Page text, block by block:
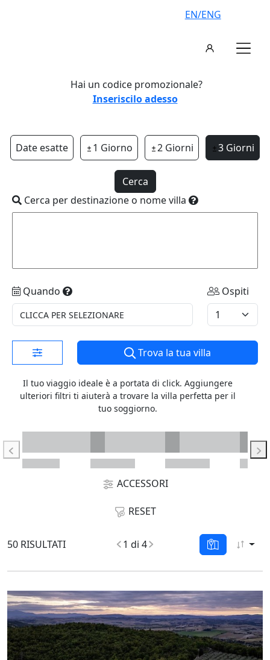
EN/ENG
Hai un codice promozionale?
Inseriscilo adesso
Date esatte 1 Giorno 2 Giorni 3 Giorni
Cerca
Cerca per destinazione o nome villa
Quando
CLICCA PER SELEZIONARE
Ospiti
Trova la tua villa
Il tuo viaggio ideale è a portata di click. Aggiungere
ulteriori filtri ti aiuterà a trovare la villa perfetta per il
tuo soggiorno.
ACCESSORI
RESET
50 RISULTATI 1 di 4